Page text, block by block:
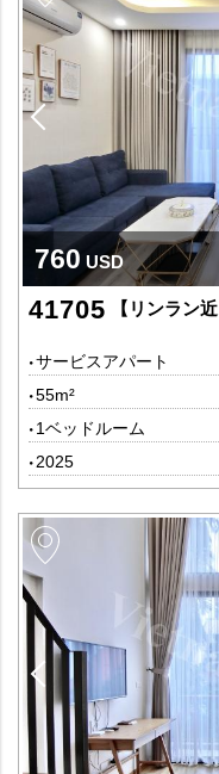
760 USD
41705 【リンラン近く】
サービスアパート
55m²
1ベッドルーム
2025